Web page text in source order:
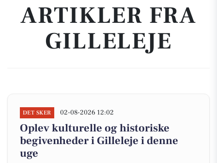
ARTIKLER FRA
GILLELEJE
DET SKER 02-08-2026 12:02
Oplev kulturelle og historiske
begivenheder i Gilleleje i denne
uge